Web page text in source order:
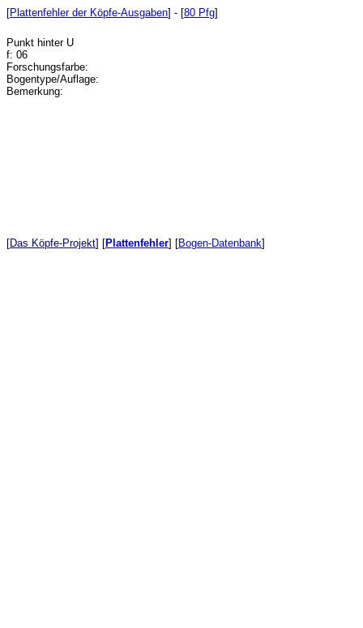
[Plattenfehler der Köpfe-Ausgaben] - [80 Pfg]
Punkt hinter U
f: 06
Forschungsfarbe:
Bogentype/Auflage:
Bemerkung:
[Das Köpfe-Projekt] [Plattenfehler] [Bogen-Datenbank]